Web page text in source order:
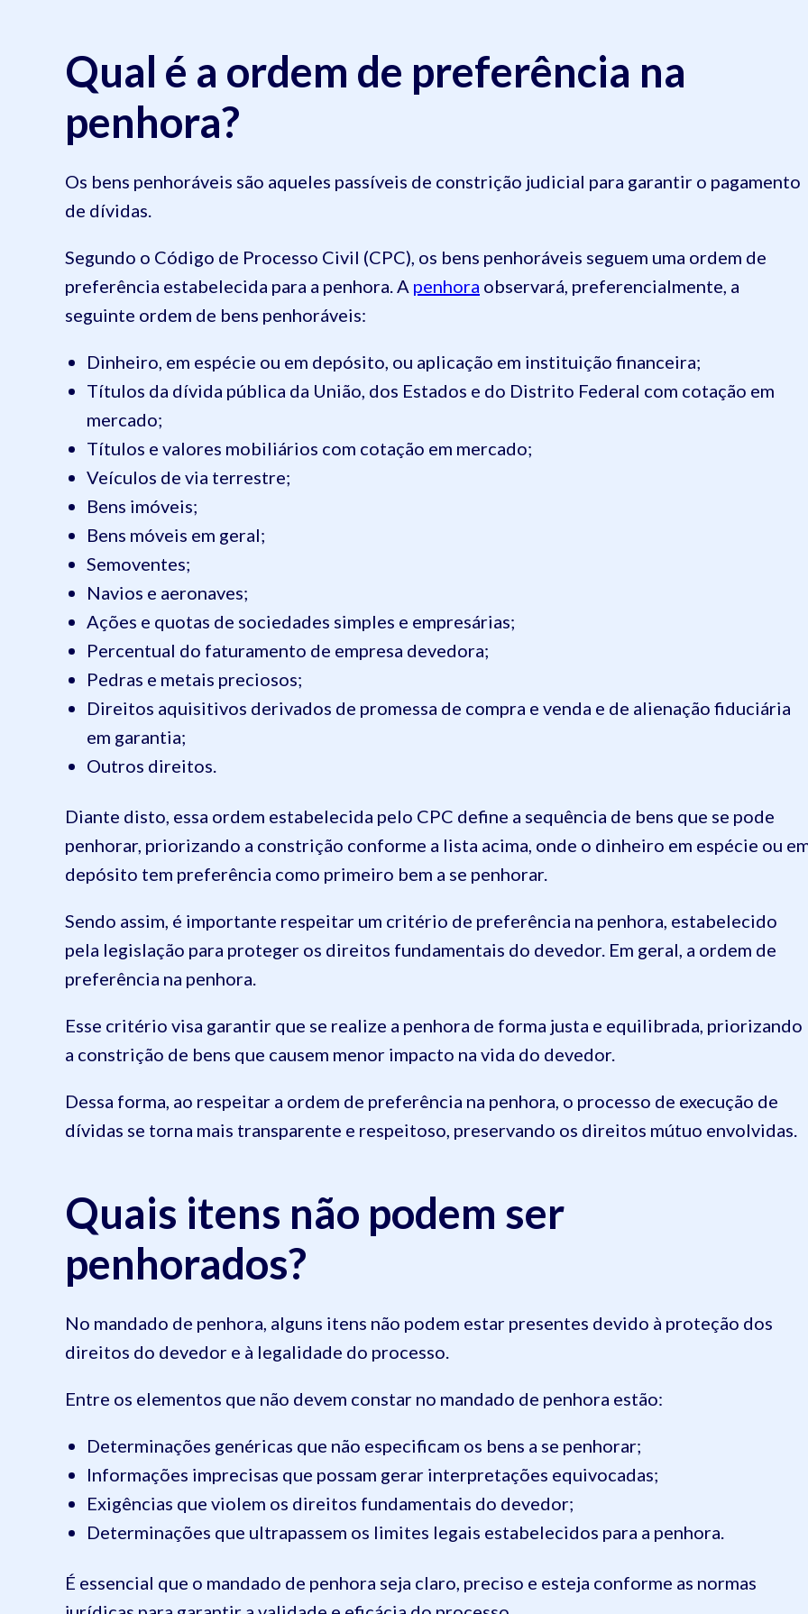
Qual é a ordem de preferência na
penhora?
Os bens penhoráveis são aqueles passíveis de constrição judicial para garantir o pagamento
de dívidas.
Segundo o Código de Processo Civil (CPC), os bens penhoráveis seguem uma ordem de
preferência estabelecida para a penhora. A penhora observará, preferencialmente, a
seguinte ordem de bens penhoráveis:
Dinheiro, em espécie ou em depósito, ou aplicação em instituição financeira;
Títulos da dívida pública da União, dos Estados e do Distrito Federal com cotação em
mercado;
Títulos e valores mobiliários com cotação em mercado;
Veículos de via terrestre;
Bens imóveis;
Bens móveis em geral;
Semoventes;
Navios e aeronaves;
Ações e quotas de sociedades simples e empresárias;
Percentual do faturamento de empresa devedora;
Pedras e metais preciosos;
Direitos aquisitivos derivados de promessa de compra e venda e de alienação fiduciária
em garantia;
Outros direitos.
Diante disto, essa ordem estabelecida pelo CPC define a sequência de bens que se pode
penhorar, priorizando a constrição conforme a lista acima, onde o dinheiro em espécie ou
depósito tem preferência como primeiro bem a se penhorar.
Sendo assim, é importante respeitar um critério de preferência na penhora, estabelecido
pela legislação para proteger os direitos fundamentais do devedor. Em geral, a ordem de
preferência na penhora.
Esse critério visa garantir que se realize a penhora de forma justa e equilibrada, priorizando
a constrição de bens que causem menor impacto na vida do devedor.
Dessa forma, ao respeitar a ordem de preferência na penhora, o processo de execução de
dívidas se torna mais transparente e respeitoso, preservando os direitos mútuo envolvidas.
Quais itens não podem ser
penhorados?
No mandado de penhora, alguns itens não podem estar presentes devido à proteção dos
direitos do devedor e à legalidade do processo.
Entre os elementos que não devem constar no mandado de penhora estão:
Determinações genéricas que não especificam os bens a se penhorar;
Informações imprecisas que possam gerar interpretações equivocadas;
Exigências que violem os direitos fundamentais do devedor;
Determinações que ultrapassem os limites legais estabelecidos para a penhora.
É essencial que o mandado de penhora seja claro, preciso e esteja conforme as normas